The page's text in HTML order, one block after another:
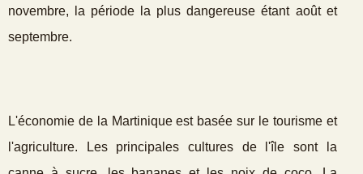
novembre, la période la plus dangereuse étant août et
septembre.
L'économie de la Martinique est basée sur le tourisme et
l'agriculture. Les principales cultures de l'île sont la